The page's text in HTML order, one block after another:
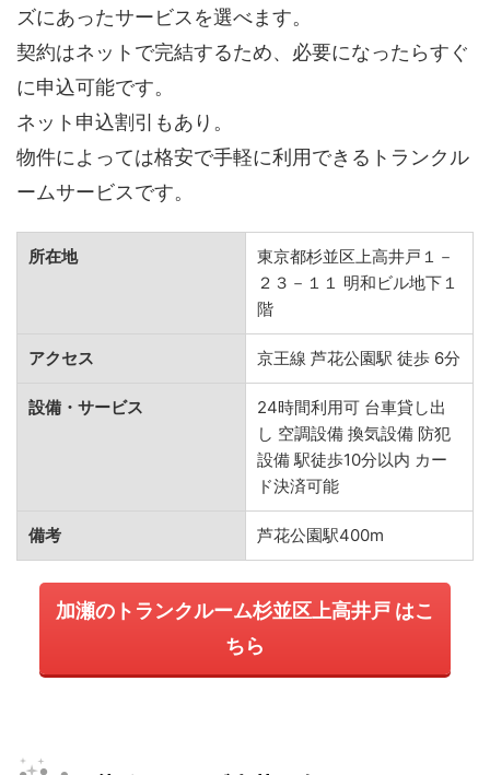
ズにあったサービスを選べます。
契約はネットで完結するため、必要になったらすぐ
に申込可能です。
ネット申込割引もあり。
物件によっては格安で手軽に利用できるトランクル
ームサービスです。
所在地
東京都杉並区上高井戸１－
２３－１１ 明和ビル地下１
階
アクセス 京王線 芦花公園駅 徒歩 6分
設備・サービス
24時間利用可 台車貸し出
し 空調設備 換気設備 防犯
設備 駅徒歩10分以内 カー
ド決済可能
備考 芦花公園駅400m
加瀬のトランクルーム杉並区上高井戸 はこ
ちら